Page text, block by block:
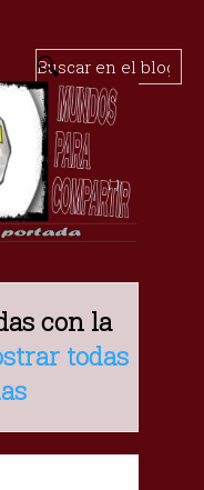
con la
todas